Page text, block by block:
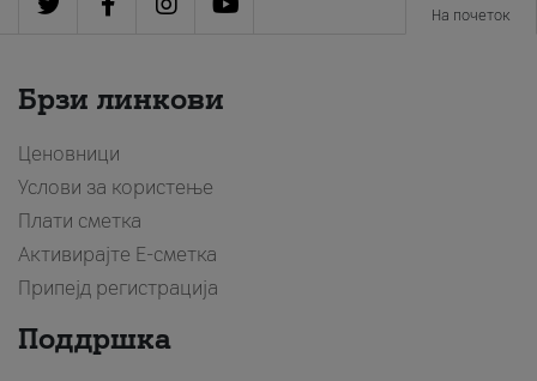
На почеток
Брзи линкови
Ценовници
Услови за користење
Плати сметка
Активирајте Е-сметка
Припејд регистрација
Поддршка